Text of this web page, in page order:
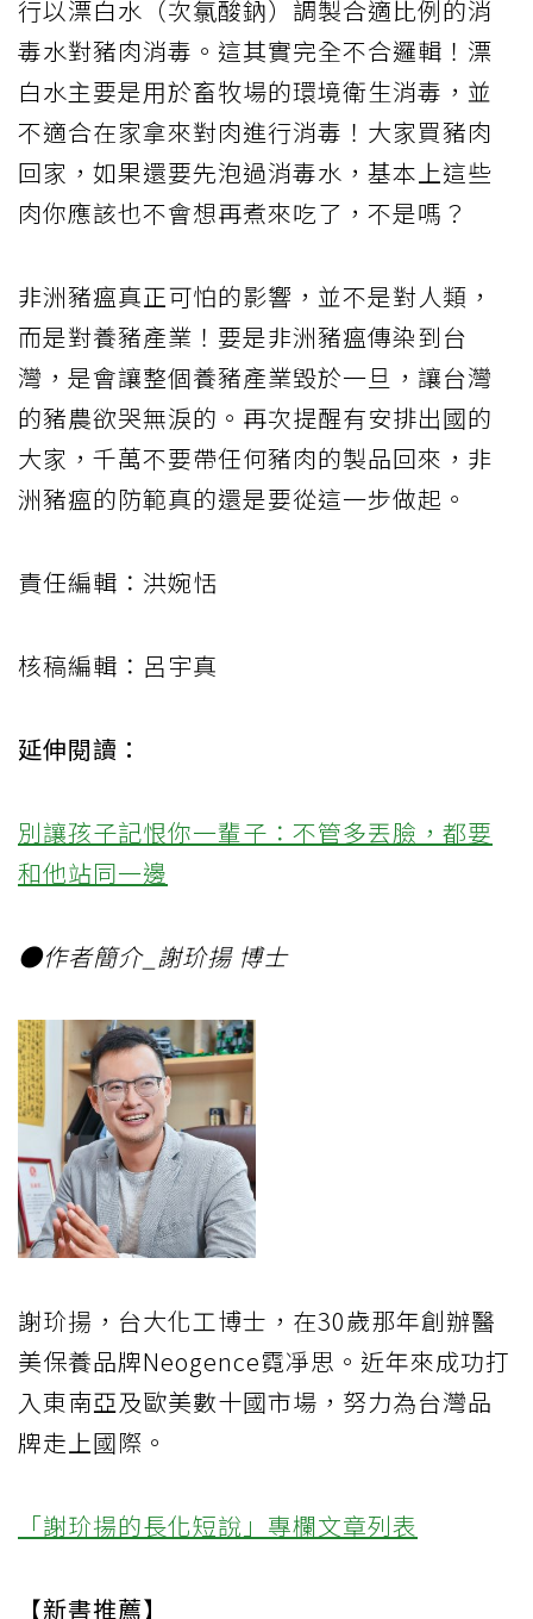
行以漂白水（次氯酸鈉）調製合適比例的消
毒水對豬肉消毒。這其實完全不合邏輯！漂
白水主要是用於畜牧場的環境衛生消毒，並
不適合在家拿來對肉進行消毒！大家買豬肉
回家，如果還要先泡過消毒水，基本上這些
肉你應該也不會想再煮來吃了，不是嗎？
非洲豬瘟真正可怕的影響，並不是對人類，
而是對養豬產業！要是非洲豬瘟傳染到台
灣，是會讓整個養豬產業毀於一旦，讓台灣
的豬農欲哭無淚的。再次提醒有安排出國的
大家，千萬不要帶任何豬肉的製品回來，非
洲豬瘟的防範真的還是要從這一步做起。
責任編輯：洪婉恬
核稿編輯：呂宇真
延伸閱讀：
別讓孩子記恨你一輩子：不管多丟臉，都要
和他站同一邊
●作者簡介_謝玠揚 博士
謝玠揚，台大化工博士，在30歲那年創辦醫
美保養品牌Neogence霓凈思。近年來成功打
入東南亞及歐美數十國市場，努力為台灣品
牌走上國際。
「謝玠揚的長化短說」專欄文章列表
【新書推薦】